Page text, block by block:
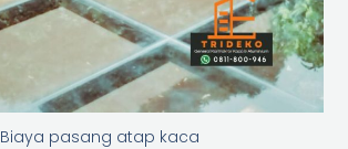
Biaya pasang atap kaca